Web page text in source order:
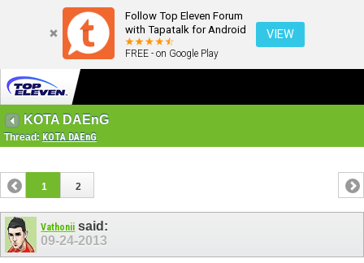
Follow Top Eleven Forum
with Tapatalk for Android
FREE - on Google Play
VIEW
KOTA DAEnG
Thread: KOTA DAEnG
1 2
Vathonii said:
09-24-2013